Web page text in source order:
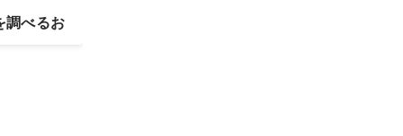
調べるお